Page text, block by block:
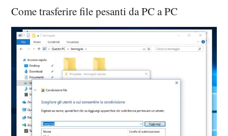
Come trasferire file pesanti da PC a PC